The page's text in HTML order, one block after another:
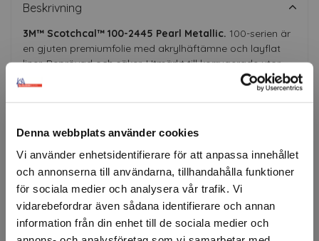
Denna webbplats använder cookies
Vi använder enhetsidentifierare för att anpassa innehållet
och annonserna till användarna, tillhandahålla funktioner
för sociala medier och analysera vår trafik. Vi
vidarebefordrar även sådana identifierare och annan
information från din enhet till de sociala medier och
Beskrivning
3M™ Scotchcal™ 100-2445 Pearl Metallic. 100-serien är
en gjuten premiumfolie med akrylhäftämne och layflat
liner. Beprövad och säker. Utmärkt till korrugerade ytor
och ytor med nitar. Kan färgmatchas.
Upp till 10 års MCS-garanti.
Färgerna är ungefärliga.
Specifikation
Fråga om produkt